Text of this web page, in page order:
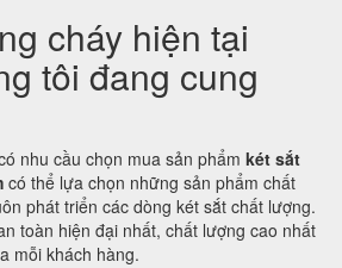
cháy hiện tại
tôi đang cung
nhu cầu chọn mua sản phẩm két sắt
có thể lựa chọn những sản phẩm chất
phát triển các dòng két sắt chất lượng.
toàn hiện đại nhất, chất lượng cao nhất
mỗi khách hàng.